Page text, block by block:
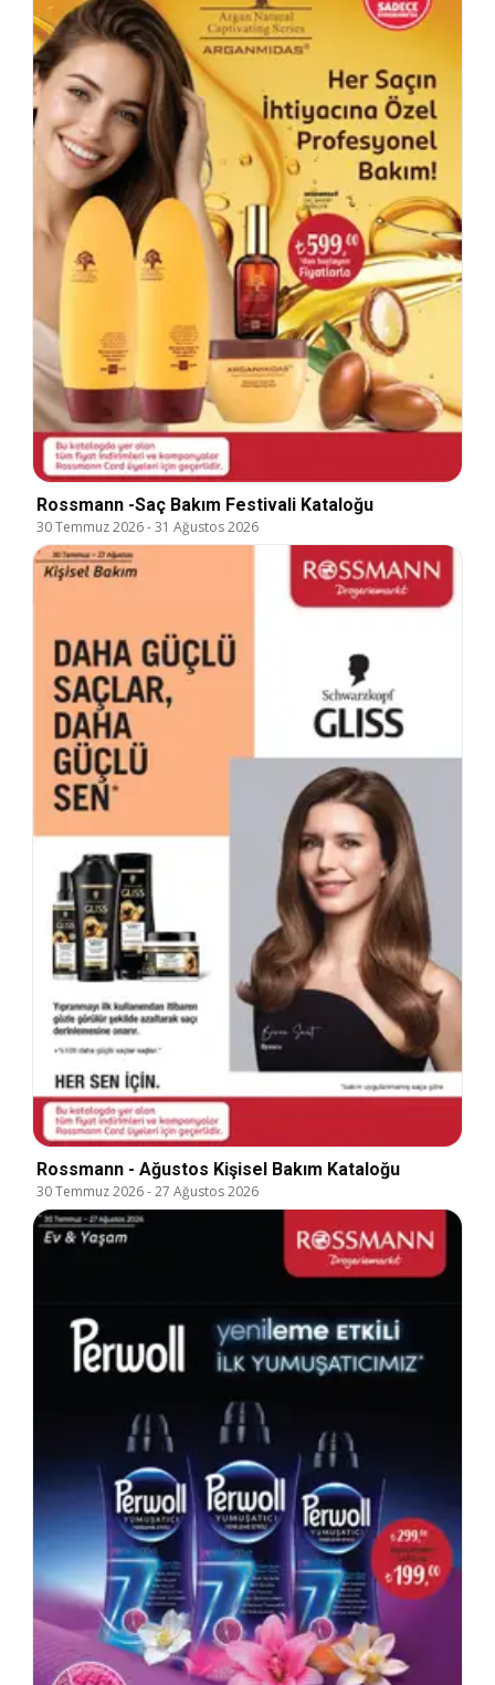
Rossmann -Saç Bakım Festivali Kataloğu
30 Temmuz 2026-31 Ağustos 2026
Rossmann - Ağustos Kişisel Bakım Kataloğu
30 Temmuz 2026-27 Ağustos 2026